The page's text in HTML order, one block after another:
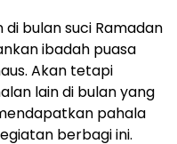
bulan suci Ramadan
ibadah puasa
Akan tetapi
lain di bulan yang
pahala
berbagi ini.